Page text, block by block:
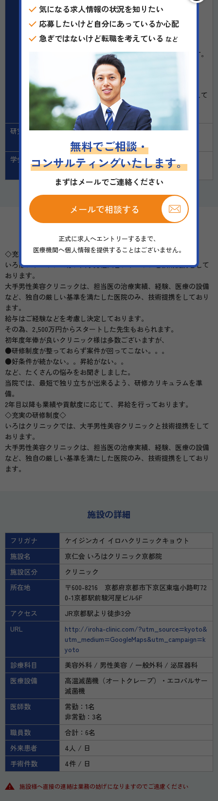
2年目：2,100万円～2,700万円
3年目：3,000万円～3,600万円
4年目以降：3,000万円～4,200万円
※インセンティブ制度有り
※現職の給与、勤務地を考慮し決定致します。
・美容業界経験者優遇
・実績に応じ昇給制度有り
・ベテラン医師のもと技術を習得し、安心して
他科より転科可能
・未経験者の方には丁寧に指導致します
研究日
有り
備考：（取得可能です（応相談））
学会出席
学会参加可能（出張扱い）
備考：（補助無し）
◇充実の研修制度◇
いろはクリニックでは、大手男性美容クリニックと技術提携をして
おります。
大手男性美容クリニックは、担当医の治療実績、経験、医療の設備
など、独自の厳しい基準を満たした医院のみ、技術提携をしており
ます。
給与はご経験などを考慮し決定しております。
その為、2,500万円からスタートした先生もおられます。
初年度年俸が良いクリニック様は多数ございますが、
●研修制度が整っておらず案件が回ってこない。。。
●好条件が続かない。。昇給がない。。
など、たくさんの悩みをお聞きしました。
当院では、最短で独り立ちが出来るよう、研修カリキュラムを準
備。
2年目以降も業績や貢献度に応じて、昇給を行っております。
◇充実の研修制度◇
いろはクリニックでは、大手男性美容クリニックと技術提携をして
おります。
大手男性美容クリニックは、担当医の治療実績、経験、医療の設備
など、独自の厳しい基準を満たした医院のみ、技術提携をしており
ます。
施設の詳細
フリガナ
ケイジンカイ イロハクリニックキョウト
施設名
京仁会 いろはクリニック京都院
施設区分
クリニック
所在地
〒600-8216 京都府京都市下京区東塩小路町72
0-1京都駅前駿河屋ビル6F
アクセス
JR京都駅より徒歩3分
URL
http://iroha-clinic.com/?utm_source=kyoto&
utm_medium=GoogleMaps&utm_campaign=k
yoto
診療科目
美容外科 男性美容 一般外科
泌尿器科
医療設備
高温滅菌機（オートクレープ）・エコパルサー
滅菌機
医師数
常勤：1名
非常勤：3名
職員数
合計：6名
外来患者
4人 / 日
手術件数
4件 / 日
施設様へ直接の連絡は業務の妨げになりますのでご遠慮ください
気になる求人情報の状況を知りたい
応募したいけど自分にあっているか心配
急ぎではないけど転職を考えている など
無料でご相談・
コンサルティングいたします。
まずはメールでご連絡ください
メールで相談する
正式に求人へエントリーするまで、
医療機関へ個人情報を提供することはございません。